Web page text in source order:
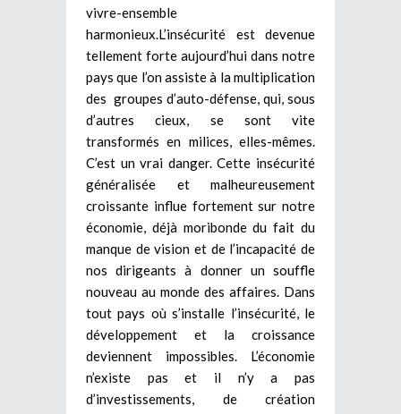
vivre-ensemble
harmonieux.L’insécurité est devenue
tellement forte aujourd’hui dans notre
pays que l’on assiste à la multiplication
des groupes d’auto-défense, qui, sous
d’autres cieux, se sont vite
transformés en milices, elles-mêmes.
C’est un vrai danger. Cette insécurité
généralisée et malheureusement
croissante influe fortement sur notre
économie, déjà moribonde du fait du
manque de vision et de l’incapacité de
nos dirigeants à donner un souffle
nouveau au monde des affaires. Dans
tout pays où s’installe l’insécurité, le
développement et la croissance
deviennent impossibles. L’économie
n’existe pas et il n’y a pas
d’investissements, de création